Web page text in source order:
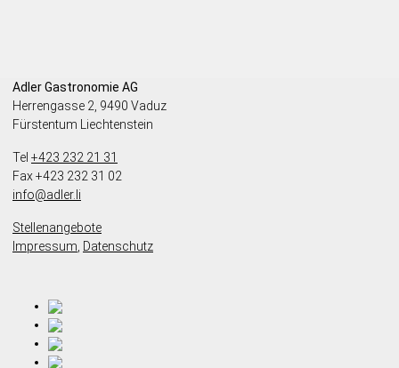
Adler Gastronomie AG
Herrengasse 2, 9490 Vaduz
Fürstentum Liechtenstein
Tel +423 232 21 31
Fax +423 232 31 02
info@adler.li
Stellenangebote
Impressum Datenschutz